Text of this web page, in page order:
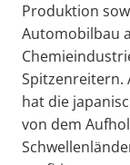
Produktion
Automobilbau
hat die
von dem